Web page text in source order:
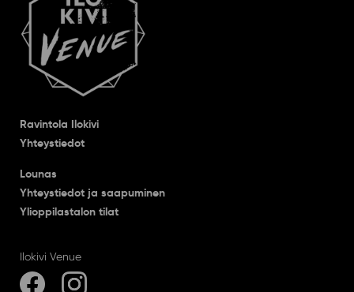
Ravintola Ilokivi
Yhteystiedot
Lounas
Yhteystiedot ja saapuminen
Ylioppilastalon tilat
Ilokivi Venue